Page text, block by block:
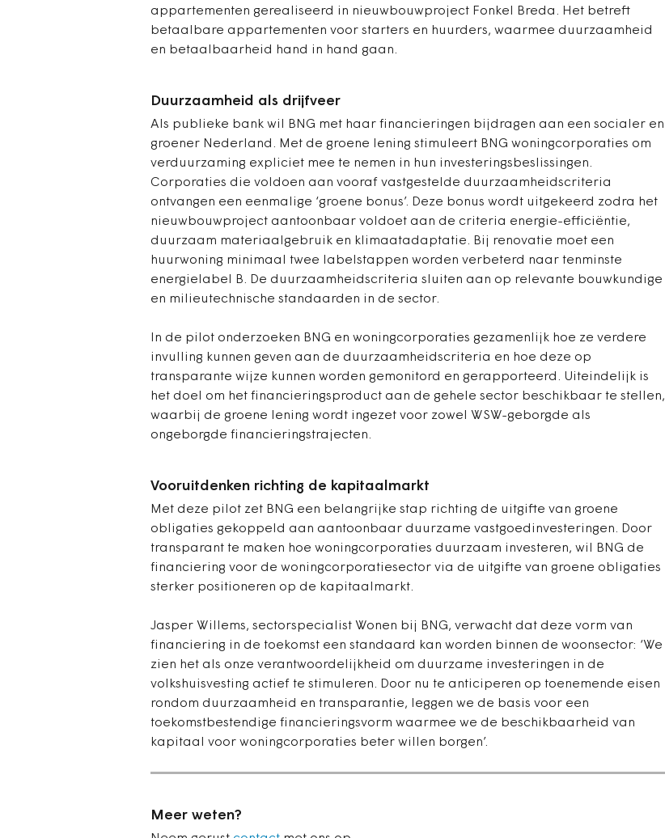
appartementen gerealiseerd in nieuwbouwproject Fonkel Breda. Het betreft
betaalbare appartementen voor starters en huurders, waarmee duurzaamheid
en betaalbaarheid hand in hand gaan.
Duurzaamheid als drijfveer
Als publieke bank wil BNG met haar financieringen bijdragen aan een socialer en
groener Nederland. Met de groene lening stimuleert BNG woningcorporaties om
verduurzaming expliciet mee te nemen in hun investeringsbeslissingen.
Corporaties die voldoen aan vooraf vastgestelde duurzaamheidscriteria
ontvangen een eenmalige ‘groene bonus’. Deze bonus wordt uitgekeerd zodra het
nieuwbouwproject aantoonbaar voldoet aan de criteria energie-efficiëntie,
duurzaam materiaalgebruik en klimaatadaptatie. Bij renovatie moet een
huurwoning minimaal twee labelstappen worden verbeterd naar tenminste
energielabel B. De duurzaamheidscriteria sluiten aan op relevante bouwkundige
en milieutechnische standaarden in de sector.
In de pilot onderzoeken BNG en woningcorporaties gezamenlijk hoe ze verdere
invulling kunnen geven aan de duurzaamheidscriteria en hoe deze op
transparante wijze kunnen worden gemonitord en gerapporteerd. Uiteindelijk is
het doel om het financieringsproduct aan de gehele sector beschikbaar te stellen,
waarbij de groene lening wordt ingezet voor zowel WSW-geborgde als
ongeborgde financieringstrajecten.
Vooruitdenken richting de kapitaalmarkt
Met deze pilot zet BNG een belangrijke stap richting de uitgifte van groene
obligaties gekoppeld aan aantoonbaar duurzame vastgoedinvesteringen. Door
transparant te maken hoe woningcorporaties duurzaam investeren, wil BNG de
financiering voor de woningcorporatiesector via de uitgifte van groene obligaties
sterker positioneren op de kapitaalmarkt.
Jasper Willems, sectorspecialist Wonen bij BNG, verwacht dat deze vorm van
financiering in de toekomst een standaard kan worden binnen de woonsector: ‘We
zien het als onze verantwoordelijkheid om duurzame investeringen in de
volkshuisvesting actief te stimuleren. Door nu te anticiperen op toenemende eisen
rondom duurzaamheid en transparantie, leggen we de basis voor een
toekomstbestendige financieringsvorm waarmee we de beschikbaarheid van
kapitaal voor woningcorporaties beter willen borgen’.
Meer weten?